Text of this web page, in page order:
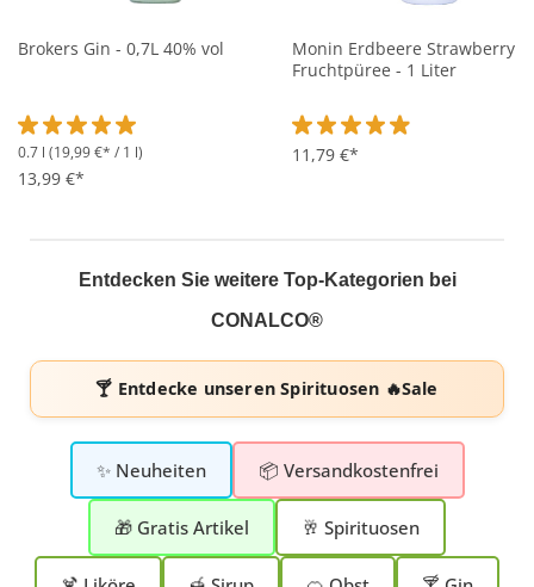
Brokers Gin - 0,7L 40% vol
Durchschnittliche Bewertung von 5 von 5 Sternen
0.7 l (19,99 €* / 1 l)
13,99 €*
Monin Erdbeere Strawberry
Fruchtpüree - 1 Liter
Durchschnittliche
11,79 €*
Entdecken Sie weitere Top-Kategorien bei
CONALCO®
🍸 Entdecke unserenSpirituosen 🔥Sale
✨ Neuheiten 📦 Versandkostenfrei
🎁 Gratis Artikel 🥂 Spirituosen